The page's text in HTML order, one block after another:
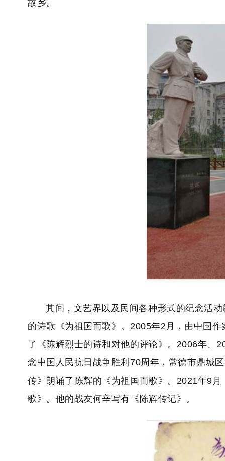
故乡。
其间，文艺界以及民间各种形式的纪念活
的诗歌《为祖国而歌》。2005年2月，由中国
了《陈辉烈士的诗和对他的评论》。2006年、
念中国人民抗日战争胜利70周年，常德市鼎城
传》朗诵了陈辉的《为祖国而歌》。2021年9
歌》。他的战友何辛写有《陈辉传记》。